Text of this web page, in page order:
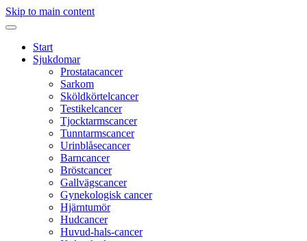
Skip to main content
Start
Sjukdomar
Prostatacancer
Sarkom
Sköldkörtelcancer
Testikelcancer
Tjocktarmscancer
Tunntarmscancer
Urinblåsecancer
Barncancer
Bröstcancer
Gallvägscancer
Gynekologisk cancer
Hjärntumör
Hudcancer
Huvud-hals-cancer